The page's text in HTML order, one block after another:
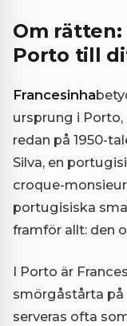
Om rätten:
Porto till
Francesinha
ursprung i Porto,
redan på 1950-
Silva, en
croque-
portugisiska
framför allt: den
I Porto är
smörgåstårta
serveras ofta